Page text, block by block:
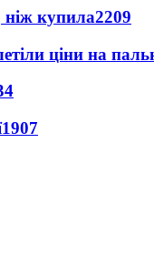
ніж купила2209
ціни на
1907